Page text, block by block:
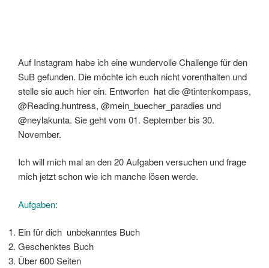
Auf Instagram habe ich eine wundervolle Challenge für den
SuB gefunden. Die möchte ich euch nicht vorenthalten und
stelle sie auch hier ein. Entworfen hat die @tintenkompass,
@Reading.huntress, @mein_buecher_paradies und
@neylakunta. Sie geht vom 01. September bis 30.
November.
Ich will mich mal an den 20 Aufgaben versuchen und frage
mich jetzt schon wie ich manche lösen werde.
Aufgaben:
Ein für dich unbekanntes Buch
Geschenktes Buch
Über 600 Seiten